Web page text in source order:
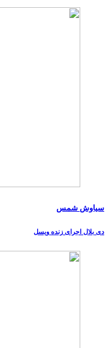
سیاوش شمس
دی بلال اجرای زنده ویسل